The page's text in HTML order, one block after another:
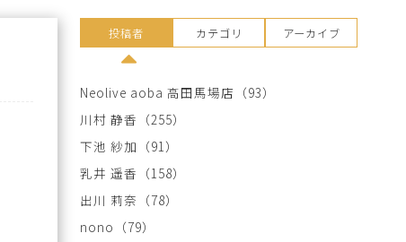
投稿者 カテゴリ アーカイブ
Neolive aoba 高田馬場店 （93）
川村 静香 （255）
下池 紗加 （91）
乳井 遥香 （158）
出川 莉奈 （78）
nono （79）